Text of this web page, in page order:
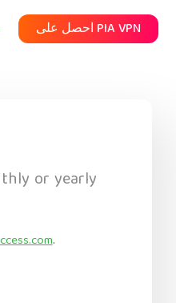
احصل على PIA VPN
or yearly
.